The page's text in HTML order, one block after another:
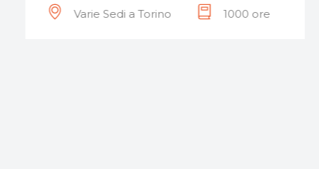
Varie Sedi a Torino 1000 ore